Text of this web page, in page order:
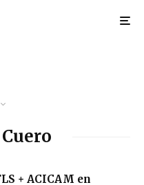
+ ACICAM en